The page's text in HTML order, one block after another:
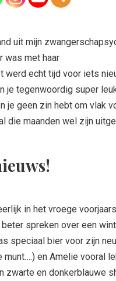
uit mijn
was met haar
werd echt tijd voor iets
je tegenwoordig super
je geen zin hebt om vlak
die maanden wel zijn
in het vroege
spreken over een
speciaal bier voor zijn
en Amelie vooral
zwarte en donkerblauwe